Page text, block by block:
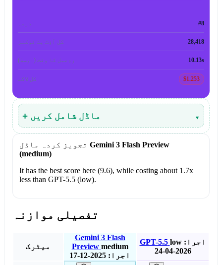
درجہ #8
کل آؤٹ پٹ ٹوکنز 28,418
ردِعمل کا وقت (اوسط) 10.13s
کل لاگت $1.253
+ ماڈل شامل کریں ▾
تجویز کردہ ماڈل Gemini 3 Flash Preview
(medium)
It has the best score here (9.6), while costing about 1.7x
less than GPT-5.5 (low).
تفصیلی موازنہ
میٹرک
Gemini 3 Flash
Preview medium
اجرا: 2025-12-17
GPT-5.5 low اجرا:
2026-04-24